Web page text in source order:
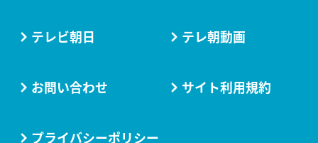
テレビ朝日 テレ朝動画
お問い合わせ サイト利用規約
プライバシーポリシー